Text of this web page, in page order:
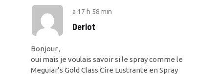
a 17 h 58 min
Deriot
Bonjour ,
oui mais je voulais savoir si le spray comme le
Meguiar’s Gold Class Cire Lustrante en Spray